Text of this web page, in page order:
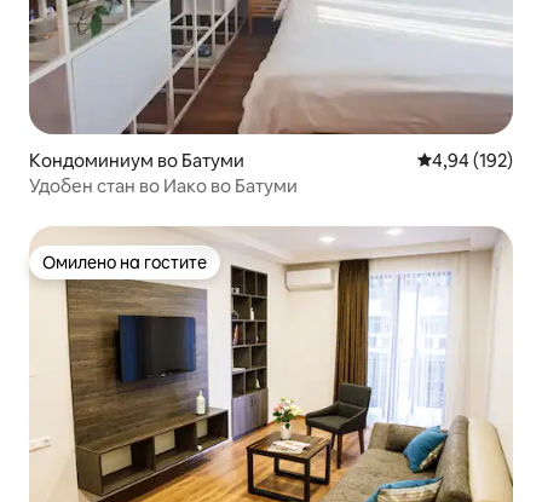
Кондоминиум во Батуми Просечна
4,94 (192)
Удобен стан во Иако во Батуми
Омилено на гостите
Омилено на гостите